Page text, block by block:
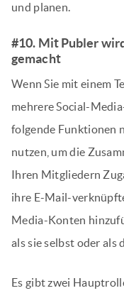
und planen.
#10. Mit Publer
gemacht
Wenn Sie mit einem
mehrere Social-
folgende Funktionen
nutzen, um die
Ihren Mitgliedern
ihre E-Mail-
Media-Konten
als sie selbst oder
Es gibt zwei